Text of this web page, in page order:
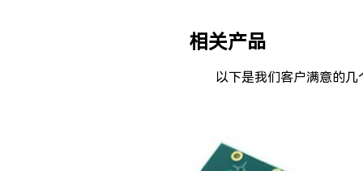
相关产品
以下是我们客户满意的